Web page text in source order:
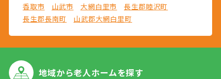
香取市
山武市 大網白里市
長生郡睦沢町
長生郡長南町
山武郡大網白里町
地域から老人ホームを探す